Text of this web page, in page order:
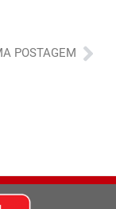
POSTAGEM